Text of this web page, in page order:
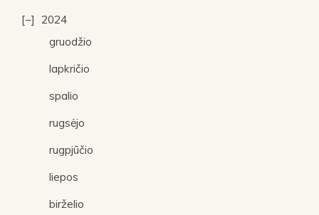
2024
gruodžio
lapkričio
spalio
rugsėjo
rugpjūčio
liepos
birželio